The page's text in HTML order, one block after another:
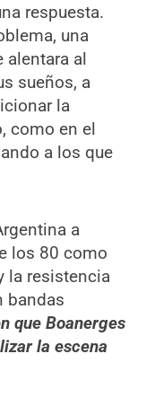
respuesta.
una
alentara al
sueños, a
la
como en el
a los que
a
los 80 como
la resistencia
bandas
que Boanerges
la escena